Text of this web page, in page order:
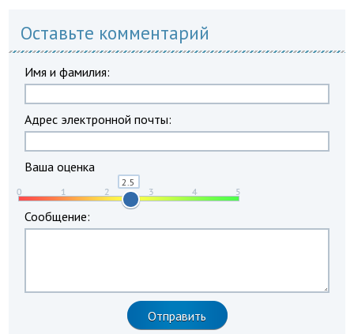
Оставьте комментарий
Имя и фамилия:
Адрес электронной почты:
Ваша оценка
Сообщение: